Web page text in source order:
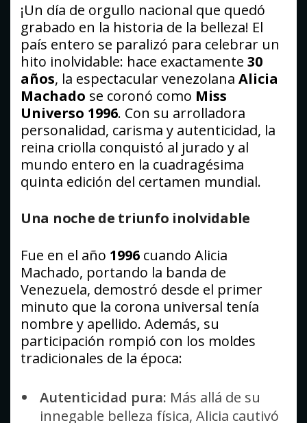
¡Un día de orgullo nacional que quedó
grabado en la historia de la belleza! El
país entero se paralizó para celebrar un
hito inolvidable: hace exactamente 30
años, la espectacular venezolana Alicia
Machado se coronó como Miss
Universo 1996. Con su arrolladora
personalidad, carisma y autenticidad, la
reina criolla conquistó al jurado y al
mundo entero en la cuadragésima
quinta edición del certamen mundial.
Una noche de triunfo inolvidable
Fue en el año 1996 cuando Alicia
Machado, portando la banda de
Venezuela, demostró desde el primer
minuto que la corona universal tenía
nombre y apellido. Además, su
participación rompió con los moldes
tradicionales de la época:
Autenticidad pura: Más allá de su
innegable belleza física, Alicia cautivó